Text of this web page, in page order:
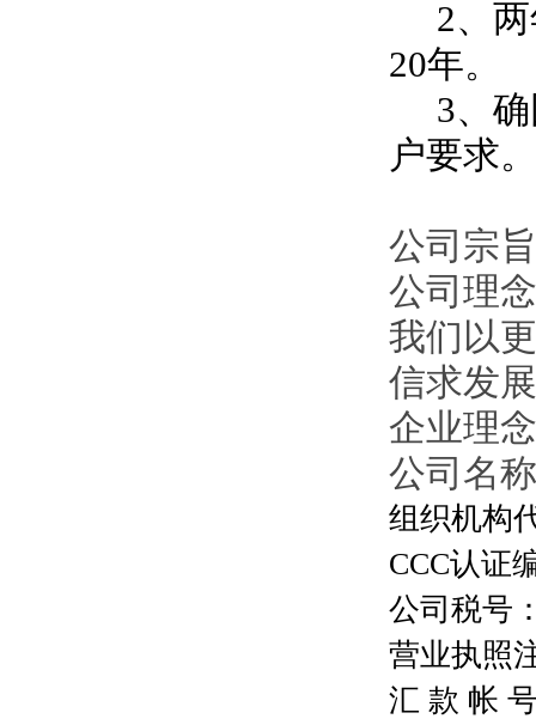
2、两
20年。
3、确
户要求。
公司宗
公司理
我们以
信求发
企业理
公司名
组织机构
CCC认证
公司税号
营业执照
汇 款 帐